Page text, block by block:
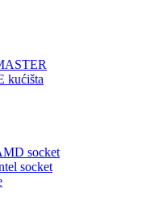
kućišta
socket
socket